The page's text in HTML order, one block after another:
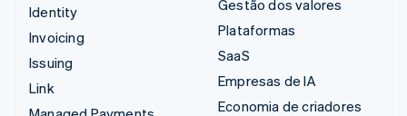
Identity
Invoicing
Issuing
Link
Gestão dos valores
Plataformas
SaaS
Empresas de IA
Economia de criadores